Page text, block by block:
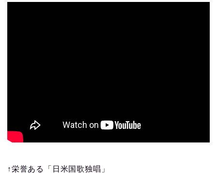
↑栄誉ある「日米国歌独唱」